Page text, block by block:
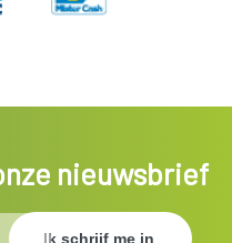
nieuwsbrief